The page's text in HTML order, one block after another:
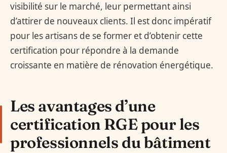
visibilité sur le marché, leur permettant ainsi
d’attirer de nouveaux clients. Il est donc impératif
pour les artisans de se former et d’obtenir cette
certification pour répondre à la demande
croissante en matière de rénovation énergétique.
Les avantages d’une
certification RGE pour les
professionnels du bâtiment